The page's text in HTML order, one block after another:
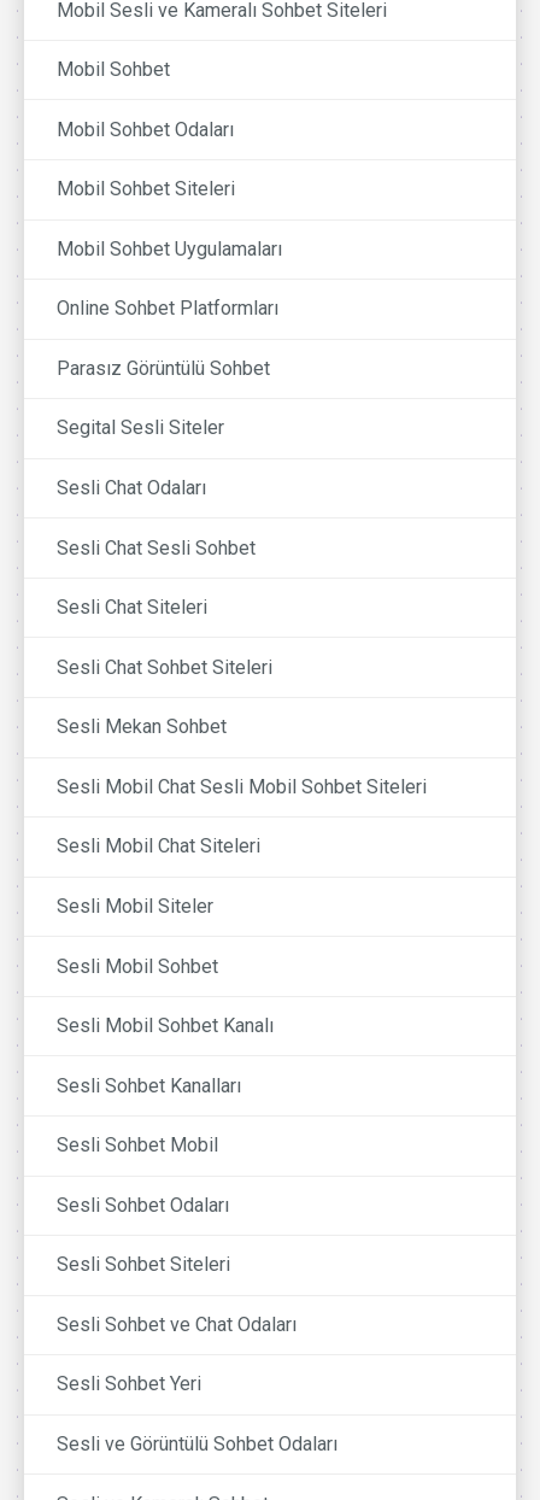
Mobil Sesli ve Kameralı Sohbet Siteleri
Mobil Sohbet
Mobil Sohbet Odaları
Mobil Sohbet Siteleri
Mobil Sohbet Uygulamaları
Online Sohbet Platformları
Parasız Görüntülü Sohbet
Segital Sesli Siteler
Sesli Chat Odaları
Sesli Chat Sesli Sohbet
Sesli Chat Siteleri
Sesli Chat Sohbet Siteleri
Sesli Mekan Sohbet
Sesli Mobil Chat Sesli Mobil Sohbet Siteleri
Sesli Mobil Chat Siteleri
Sesli Mobil Siteler
Sesli Mobil Sohbet
Sesli Mobil Sohbet Kanalı
Sesli Sohbet Kanalları
Sesli Sohbet Mobil
Sesli Sohbet Odaları
Sesli Sohbet Siteleri
Sesli Sohbet ve Chat Odaları
Sesli Sohbet Yeri
Sesli ve Görüntülü Sohbet Odaları